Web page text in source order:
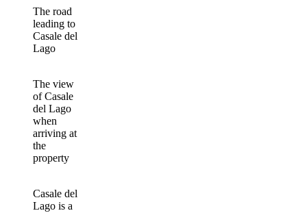
The road
leading to
Casale del
Lago
The view
of Casale
del Lago
when
arriving at
the
property
Casale del
Lago is a